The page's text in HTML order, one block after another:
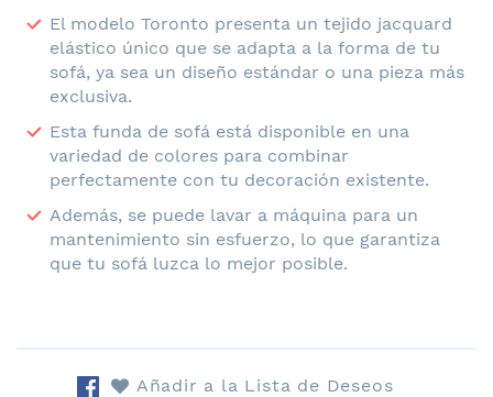
El modelo Toronto presenta un tejido jacquard
elástico único que se adapta a la forma de tu
sofá, ya sea un diseño estándar o una pieza más
exclusiva.
Esta funda de sofá está disponible en una
variedad de colores para combinar
perfectamente con tu decoración existente.
Además, se puede lavar a máquina para un
mantenimiento sin esfuerzo, lo que garantiza
que tu sofá luzca lo mejor posible.
Añadir a la Lista de Deseos